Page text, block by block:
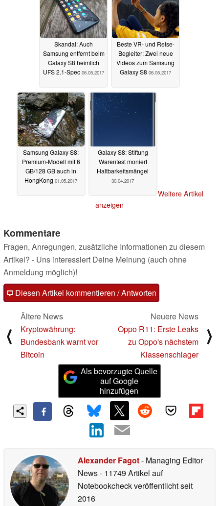
Skandal: Auch
Samsung entfernt beim
Galaxy S8 heimlich
UFS 2.1-Spec 06.05.2017
Beste VR- und Reise-
Begleiter: Zwei neue
Videos zum Samsung
Galaxy S8 06.05.2017
Samsung Galaxy S8:
Premium-Modell mit 6
GB/128 GB auch in
HongKong 01.05.2017
Galaxy S8: Stiftung
Warentest moniert
Haltbarkeitsmängel
30.04.2017
Weitere Artikel
anzeigen
Kommentare
Fragen, Anregungen, zusätzliche Informationen zu diesem
Artikel? - Uns interessiert Deine Meinung (auch ohne
Anmeldung möglich)!
Diesen Artikel kommentieren / Antworten
⟨
Ältere News
Kryptowährung:
Bundesbank warnt vor
Bitcoin
Neuere News
Oppo R11: Erste Leaks
zu Oppo's nächstem
Klassenschlager
⟩
Als bevorzugte Quelle
auf Google
hinzufügen
Alexander Fagot- Managing Editor
News- 11749 Artikel auf
Notebookcheck veröffentlichtseit
2016